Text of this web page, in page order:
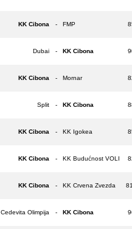
KK Cibona - FMP
Dubai - KK Cibona
KK Cibona - Mornar
Split - KK Cibona
KK Cibona - KK Igokea
KK Cibona - KK Budućnost VOLI
KK Cibona - KK Crvena Zvezda
Cedevita Olimpija - KK Cibona